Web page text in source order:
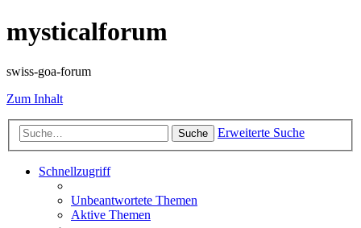
mysticalforum
swiss-goa-forum
Zum Inhalt
Suche Erweiterte Suche
Schnellzugriff
Unbeantwortete Themen
Aktive Themen